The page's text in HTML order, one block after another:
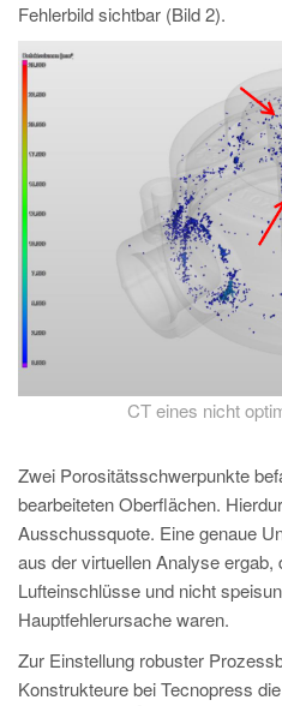
Fehlerbild sichtbar (Bild 2).
CT eines nicht
Zwei Porositätsschwerpunkte
bearbeiteten Oberflächen.
Ausschussquote. Eine genaue
aus der virtuellen Analyse
Lufteinschlüsse und nicht
Hauptfehlerursache waren.
Zur Einstellung robuster
Konstrukteure bei Tecnopress